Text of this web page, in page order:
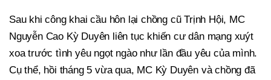
Sau khi công khai cầu hôn lại chồng cũ Trịnh Hội, MC
Nguyễn Cao Kỳ Duyên liên tục khiến cư dân mạng xuýt
xoa trước tình yêu ngọt ngào như lần đầu yêu của mình.
Cụ thể, hồi tháng 5 vừa qua, MC Kỳ Duyên và chồng đã